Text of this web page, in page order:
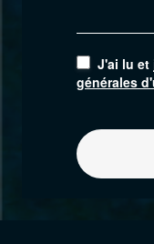
J'ai lu et
générales